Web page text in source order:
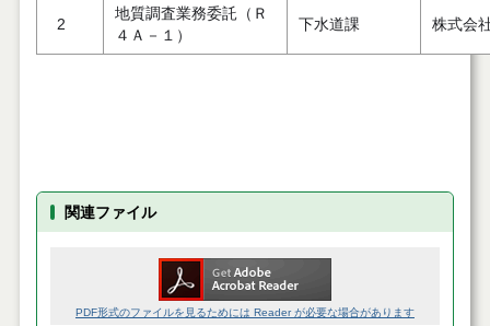
2
地質調査業務委託（Ｒ
４Ａ－１）
下水道課 株式会
関連ファイル
PDF形式のファイルを見るためには Reader が必要な場合があります